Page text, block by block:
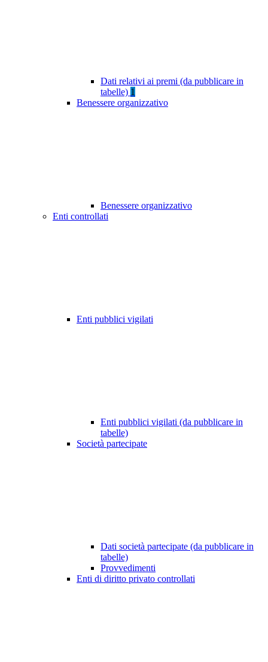
Dati relativi ai premi (da pubblicare in
tabelle) 1
Benessere organizzativo
Benessere organizzativo
Enti controllati
Enti pubblici vigilati
Enti pubblici vigilati (da pubblicare in
tabelle)
Società partecipate
Dati società partecipate (da pubblicare in
tabelle)
Provvedimenti
Enti di diritto privato controllati